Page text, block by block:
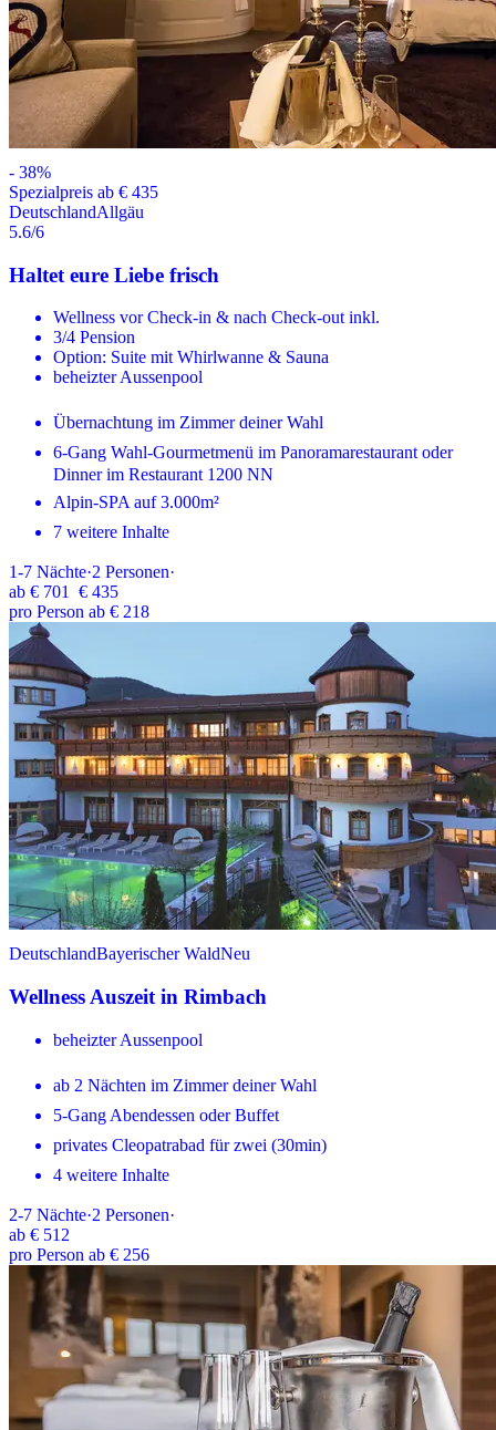
- 38%
Spezialpreis ab € 435
DeutschlandAllgäu
5.6/6
Haltet eure Liebe frisch
Wellness vor Check-in & nach Check-out inkl.
3/4 Pension
Option: Suite mit Whirlwanne & Sauna
beheizter Aussenpool
Übernachtung im Zimmer deiner Wahl
6-Gang Wahl-Gourmetmenü im Panoramarestaurant oder
Dinner im Restaurant 1200 NN
Alpin-SPA auf 3.000m²
7 weitere Inhalte
1-7 Nächte·2 Personen·
ab € 701
€ 435
pro Person ab € 218
DeutschlandBayerischer WaldNeu
Wellness Auszeit in Rimbach
beheizter Aussenpool
ab 2 Nächten im Zimmer deiner Wahl
5-Gang Abendessen oder Buffet
privates Cleopatrabad für zwei (30min)
4 weitere Inhalte
2-7 Nächte·2 Personen·
ab € 512
pro Person ab € 256